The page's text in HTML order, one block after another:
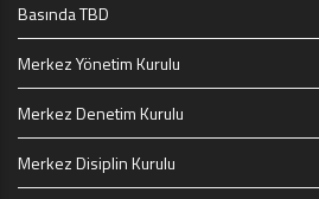
Basında TBD
Merkez Yönetim Kurulu
Merkez Denetim Kurulu
Merkez Disiplin Kurulu